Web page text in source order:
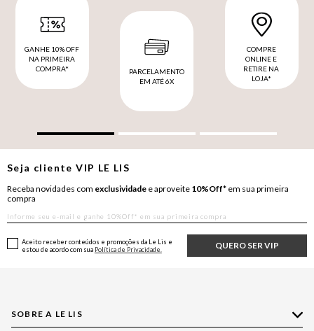
GANHE 10% OFF
NA PRIMEIRA
COMPRA*
PARCELAMENTO
EM ATÉ 6X
COMPRE
ONLINE E
RETIRE NA
LOJA*
Seja clienteVIP LE LIS
Receba novidades com exclusividade e aproveite 10%Off* em sua primeira
compra
QUERO SER VIP
Aceito receber conteúdos e promoções da Le Lis e
estou de acordo com sua Política de Privacidade.
SOBRE A LE LIS